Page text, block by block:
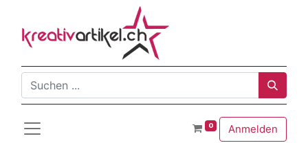
0 Anmelden